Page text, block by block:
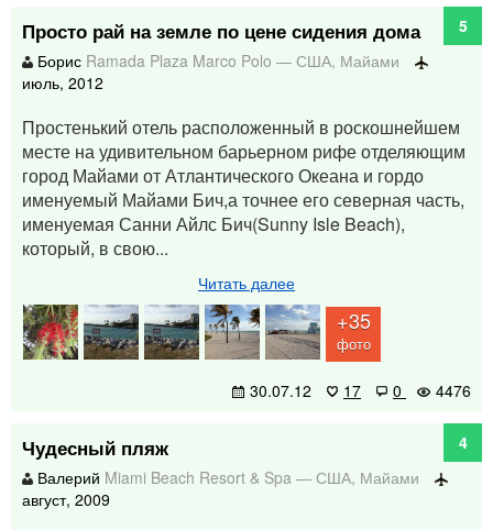
Просто рай на земле по цене сидения дома
5
Борис Ramada Plaza Marco Polo — США, Майами
июль, 2012
Простенький отель расположенный в роскошнейшем
месте на удивительном барьерном рифе отделяющим
город Майами от Атлантического Океана и гордо
именуемый Майами Бич,а точнее его северная часть,
именуемая Санни Айлс Бич(Sunny Isle Beach),
который, в свою...
Читать далее
+35
фото
30.07.12 17 0 4476
Чудесный пляж
4
Валерий Miami Beach Resort & Spa — США, Майами
август, 2009